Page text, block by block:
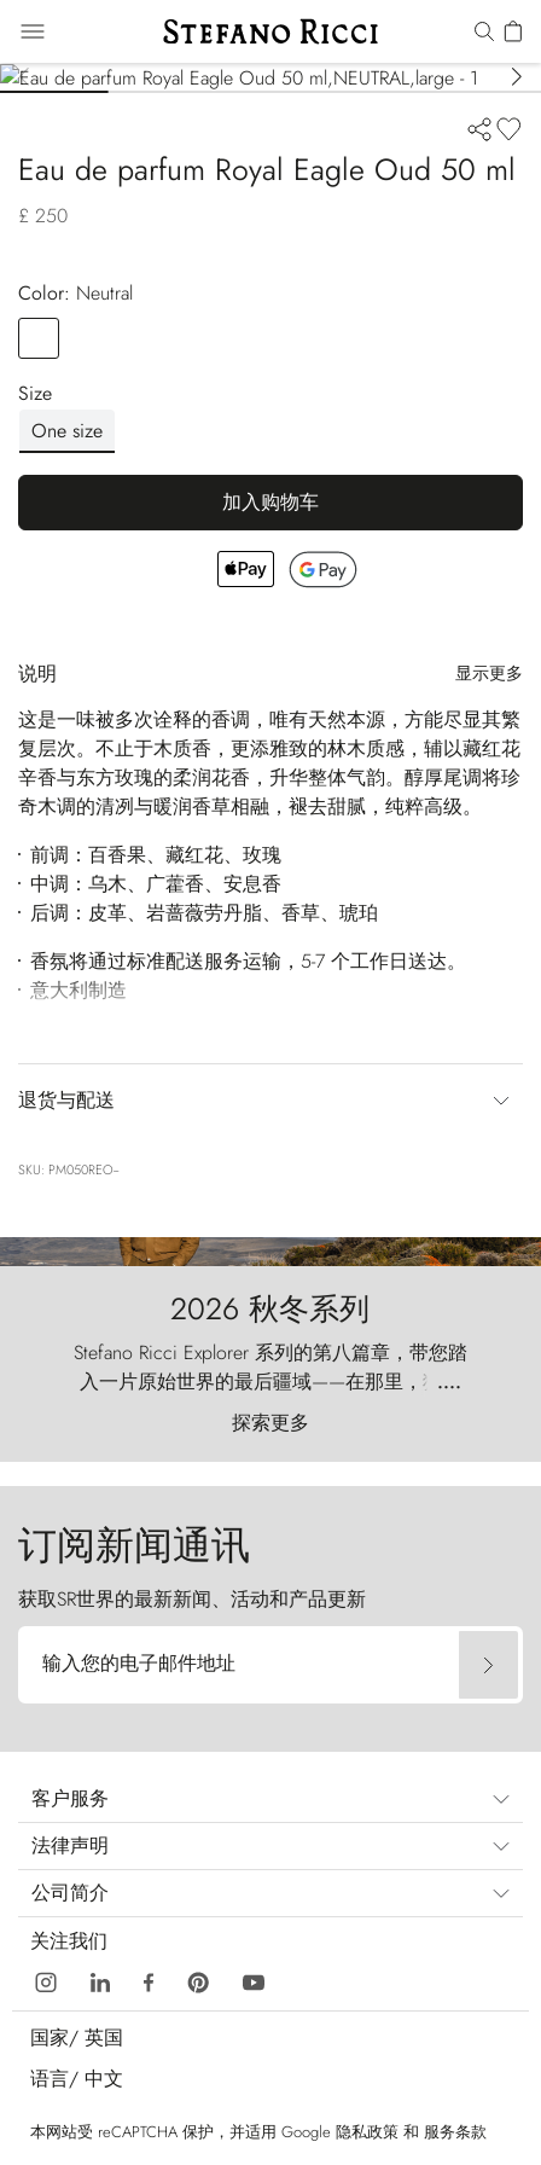
Eau de parfum Royal Eagle Oud 50 ml
£ 250
Color:
neutral
Size
One size
加入购物车
说明 显示更多
这是一味被多次诠释的香调，唯有天然本源，方能尽显其繁
复层次。不止于木质香，更添雅致的林木质感，辅以藏红花
辛香与东方玫瑰的柔润花香，升华整体气韵。醇厚尾调将珍
奇木调的清冽与暖润香草相融，褪去甜腻，纯粹高级。
前调：百香果、藏红花、玫瑰
中调：乌木、广藿香、安息香
后调：皮革、岩蔷薇劳丹脂、香草、琥珀
香氛将通过标准配送服务运输，5-7 个工作日送达。
意大利制造
退货与配送
SKU: PM050REO--
2026 秋冬系列
Stefano Ricci Explorer 系列的第八篇章，带您踏
入一片原始世界的最后疆域——在那里，狂风
以远古的怒号雕琢着自然，而百内塔（Torres
del Paine）则宛如石砌的哨兵，傲然向苍穹发
起挑战。
....
探索更多
订阅新闻通讯
获取SR世界的最新新闻、活动和产品更新
输入您的电子邮件地址
客户服务
法律声明
公司简介
关注我们
国家/ 英国
语言/ 中文
本网站受 reCAPTCHA 保护，并适用 Google 隐私政策 和 服务条款